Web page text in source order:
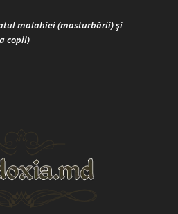
malahiei (masturbării) şi
copii)